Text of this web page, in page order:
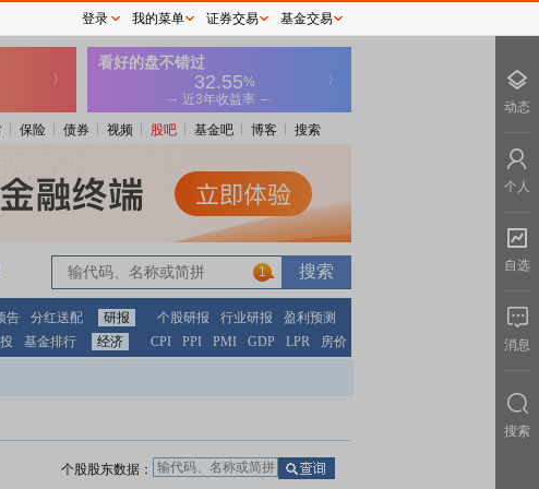
保险 债券 视频 股吧 基金吧 博客 搜索
1
告 分红送配 研报 个股研报 行业研报
盈利预测
基金排行 经济 CPI PPI PMI GDP LPR 房价
个股股东数据：
登录 我的菜单 证券交易 基金交易
动态
个人
自选
消息
搜索